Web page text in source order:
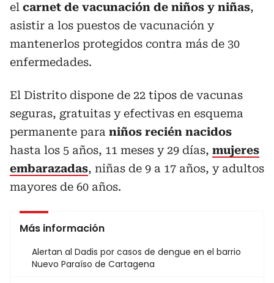
el carnet de vacunación de niños y niñas,
asistir a los puestos de vacunación y
mantenerlos protegidos contra más de 30
enfermedades.
El Distrito dispone de 22 tipos de vacunas
seguras, gratuitas y efectivas en esquema
permanente para niños recién nacidos
hasta los 5 años, 11 meses y 29 días, mujeres
embarazadas, niñas de 9 a 17 años, y adultos
mayores de 60 años.
Más información
Alertan al Dadis por casos de dengue en el barrio
Nuevo Paraíso de Cartagena